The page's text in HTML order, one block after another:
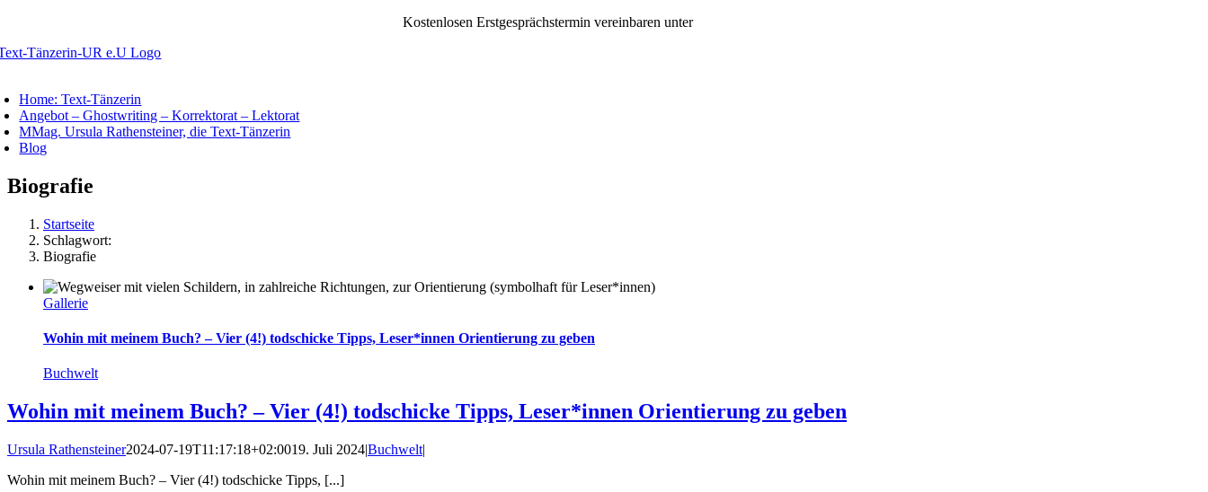
springen
Kostenlosen Erstgesprächstermin vereinbaren unter
Home: Text-Tänzerin
Angebot – Ghostwriting – Korrektorat – Lektorat
MMag. Ursula Rathensteiner, die Text-Tänzerin
Blog
Biografie
Startseite
Schlagwort:
Biografie
Gallerie
Wohin mit meinem Buch? – Vier (4!) todschicke Tipps, Leser*innen Orientierung zu geben
Buchwelt
Wohin mit meinem Buch? – Vier (4!) todschicke Tipps, Leser*innen Orientierung zu geben
Ursula Rathensteiner2024-07-19T11:17:18+02:0019. Juli 2024|Buchwelt|
Wohin mit meinem Buch? – Vier (4!) todschicke Tipps, [...]